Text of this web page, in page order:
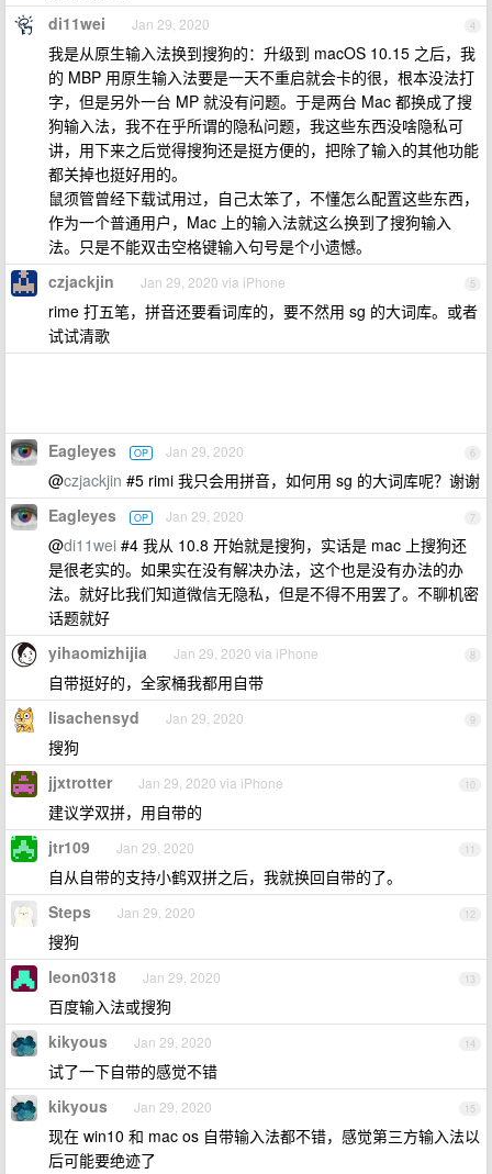
4
di11wei Jan 29, 2020
我是从原生输入法换到搜狗的：升级到 macOS 10.15 之后，我
的 MBP 用原生输入法要是一天不重启就会卡的很，根本没法打
字，但是另外一台 MP 就没有问题。于是两台 Mac 都换成了搜
狗输入法，我不在乎所谓的隐私问题，我这些东西没啥隐私可
讲，用下来之后觉得搜狗还是挺方便的，把除了输入的其他功能
都关掉也挺好用的。
鼠须管曾经下载试用过，自己太笨了，不懂怎么配置这些东西，
作为一个普通用户，Mac 上的输入法就这么换到了搜狗输入
法。只是不能双击空格键输入句号是个小遗憾。
5
czjackjin Jan 29, 2020 via iPhone
rime 打五笔，拼音还要看词库的，要不然用 sg 的大词库。或者
试试清歌
6
Eagleyes OP Jan 29, 2020
@czjackjin #5 rimi 我只会用拼音，如何用 sg 的大词库呢？谢谢
7
Eagleyes OP Jan 29, 2020
@di11wei #4 我从 10.8 开始就是搜狗，实话是 mac 上搜狗还
是很老实的。如果实在没有解决办法，这个也是没有办法的办
法。就好比我们知道微信无隐私，但是不得不用罢了。不聊机密
话题就好
8
yihaomizhijia Jan 29, 2020 via iPhone
自带挺好的，全家桶我都用自带
9
lisachensyd Jan 29, 2020
搜狗
10
jjxtrotter Jan 29, 2020 via iPhone
建议学双拼，用自带的
11
jtr109 Jan 29, 2020
自从自带的支持小鹤双拼之后，我就换回自带的了。
12
Steps Jan 29, 2020
搜狗
13
leon0318 Jan 29, 2020
百度输入法或搜狗
14
kikyous Jan 29, 2020
试了一下自带的感觉不错
15
kikyous Jan 29, 2020
现在 win10 和 mac os 自带输入法都不错，感觉第三方输入法以
后可能要绝迹了